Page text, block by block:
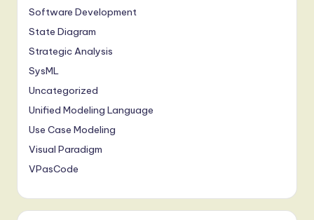
Software Development
State Diagram
Strategic Analysis
SysML
Uncategorized
Unified Modeling Language
Use Case Modeling
Visual Paradigm
VPasCode